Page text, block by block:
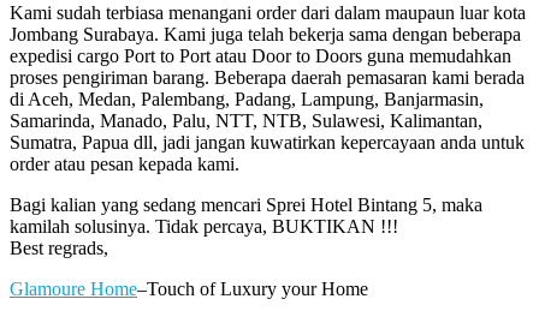
Kami sudah terbiasa menangani order dari dalam maupaun luar kota
Jombang Surabaya. Kami juga telah bekerja sama dengan beberapa
expedisi cargo Port to Port atau Door to Doors guna memudahkan
proses pengiriman barang. Beberapa daerah pemasaran kami berada
di Aceh, Medan, Palembang, Padang, Lampung, Banjarmasin,
Samarinda, Manado, Palu, NTT, NTB, Sulawesi, Kalimantan,
Sumatra, Papua dll, jadi jangan kuwatirkan kepercayaan anda untuk
order atau pesan kepada kami.
Bagi kalian yang sedang mencari Sprei Hotel Bintang 5, maka
kamilah solusinya. Tidak percaya, BUKTIKAN !!!
Best regrads,
Glamoure Home–Touch of Luxury your Home